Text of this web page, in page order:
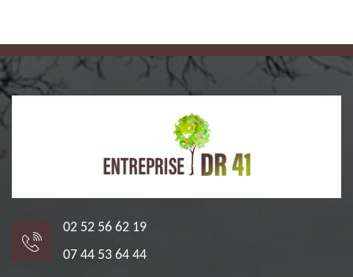
02 52 56 62 19
07 44 53 64 44